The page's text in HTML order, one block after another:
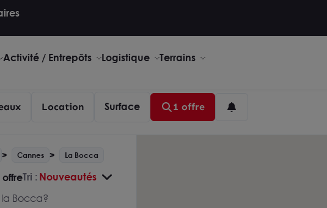
Activité / Entrepôts Logistique Terrains
Location Surface 1 offre
Cannes La Bocca
offreTri : Nouveautés
Bocca?